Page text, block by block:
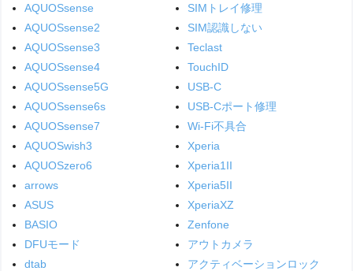
AQUOSsense
AQUOSsense2
AQUOSsense3
AQUOSsense4
AQUOSsense5G
AQUOSsense6s
AQUOSsense7
AQUOSwish3
AQUOSzero6
arrows
ASUS
BASIO
DFUモード
dtab
SIMトレイ修理
SIM認識しない
Teclast
TouchID
USB-C
USB-Cポート修理
Wi-Fi不具合
Xperia
Xperia1II
Xperia5II
XperiaXZ
Zenfone
アウトカメラ
アクティベーションロック